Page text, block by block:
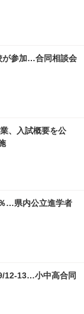
が参加…合同相談会
、入試概要を公
…県内公立進学者
12-13…小中高合同